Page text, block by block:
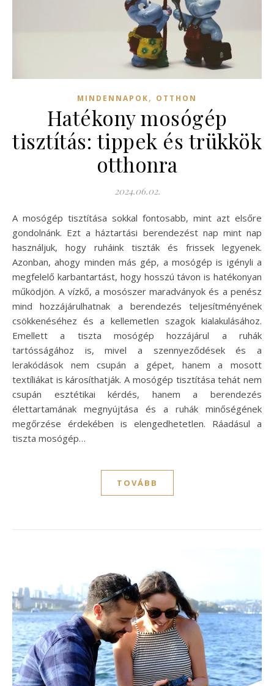
MINDENNAPOK, OTTHON
Hatékony mosógép
tisztítás: tippek és trükkök
otthonra
2024.06.02.
A mosógép tisztítása sokkal fontosabb, mint azt elsőre
gondolnánk. Ezt a háztartási berendezést nap mint nap
használjuk, hogy ruháink tiszták és frissek legyenek.
Azonban, ahogy minden más gép, a mosógép is igényli a
megfelelő karbantartást, hogy hosszú távon is hatékonyan
működjön. A vízkő, a mosószer maradványok és a penész
mind hozzájárulhatnak a berendezés teljesítményének
csökkenéséhez és a kellemetlen szagok kialakulásához.
Emellett a tiszta mosógép hozzájárul a ruhák
tartósságához is, mivel a szennyeződések és a
lerakódások nem csupán a gépet, hanem a mosott
textíliákat is károsíthatják. A mosógép tisztítása tehát nem
csupán esztétikai kérdés, hanem a berendezés
élettartamának megnyújtása és a ruhák minőségének
megőrzése érdekében is elengedhetetlen. Ráadásul a
tiszta mosógép…
TOVÁBB